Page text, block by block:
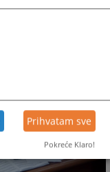
Prihvatam sve
Pokreće Klaro!